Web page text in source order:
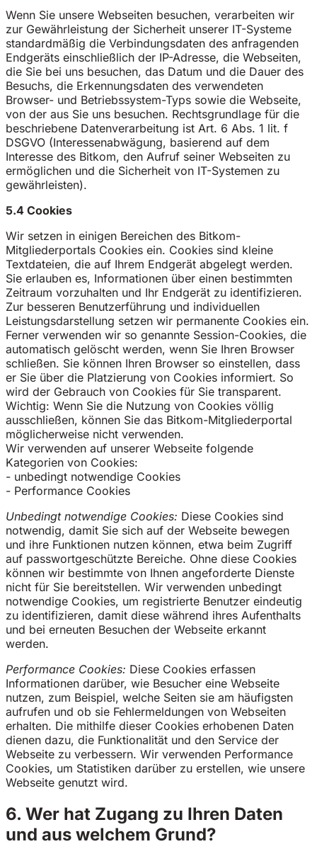
Wenn Sie unsere Webseiten besuchen, verarbeiten wir
zur Gewährleistung der Sicherheit unserer IT-Systeme
standardmäßig die Verbindungsdaten des anfragenden
Endgeräts einschließlich der IP-Adresse, die Webseiten,
die Sie bei uns besuchen, das Datum und die Dauer des
Besuchs, die Erkennungsdaten des verwendeten
Browser- und Betriebssystem-Typs sowie die Webseite,
von der aus Sie uns besuchen. Rechtsgrundlage für die
beschriebene Datenverarbeitung ist Art. 6 Abs. 1 lit. f
DSGVO (Interessenabwägung, basierend auf dem
Interesse des Bitkom, den Aufruf seiner Webseiten zu
ermöglichen und die Sicherheit von IT-Systemen zu
gewährleisten).
5.4 Cookies
Wir setzen in einigen Bereichen des Bitkom-
Mitgliederportals Cookies ein. Cookies sind kleine
Textdateien, die auf Ihrem Endgerät abgelegt werden.
Sie erlauben es, Informationen über einen bestimmten
Zeitraum vorzuhalten und Ihr Endgerät zu identifizieren.
Zur besseren Benutzerführung und individuellen
Leistungsdarstellung setzen wir permanente Cookies ein.
Ferner verwenden wir so genannte Session-Cookies, die
automatisch gelöscht werden, wenn Sie Ihren Browser
schließen. Sie können Ihren Browser so einstellen, dass
er Sie über die Platzierung von Cookies informiert. So
wird der Gebrauch von Cookies für Sie transparent.
Wichtig: Wenn Sie die Nutzung von Cookies völlig
ausschließen, können Sie das Bitkom-Mitgliederportal
möglicherweise nicht verwenden.
Wir verwenden auf unserer Webseite folgende
Kategorien von Cookies:
- unbedingt notwendige Cookies
- Performance Cookies
Unbedingt notwendige Cookies: Diese Cookies sind
notwendig, damit Sie sich auf der Webseite bewegen
und ihre Funktionen nutzen können, etwa beim Zugriff
auf passwortgeschützte Bereiche. Ohne diese Cookies
können wir bestimmte von Ihnen angeforderte Dienste
nicht für Sie bereitstellen. Wir verwenden unbedingt
notwendige Cookies, um registrierte Benutzer eindeutig
zu identifizieren, damit diese während ihres Aufenthalts
und bei erneuten Besuchen der Webseite erkannt
werden.
Performance Cookies: Diese Cookies erfassen
Informationen darüber, wie Besucher eine Webseite
nutzen, zum Beispiel, welche Seiten sie am häufigsten
aufrufen und ob sie Fehlermeldungen von Webseiten
erhalten. Die mithilfe dieser Cookies erhobenen Daten
dienen dazu, die Funktionalität und den Service der
Webseite zu verbessern. Wir verwenden Performance
Cookies, um Statistiken darüber zu erstellen, wie unsere
Webseite genutzt wird.
6. Wer hat Zugang zu Ihren Daten
und aus welchem Grund?